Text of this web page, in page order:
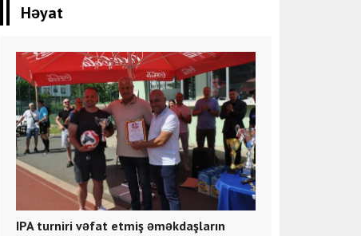
Həyat
IPA turniri vəfat etmiş əməkdaşların